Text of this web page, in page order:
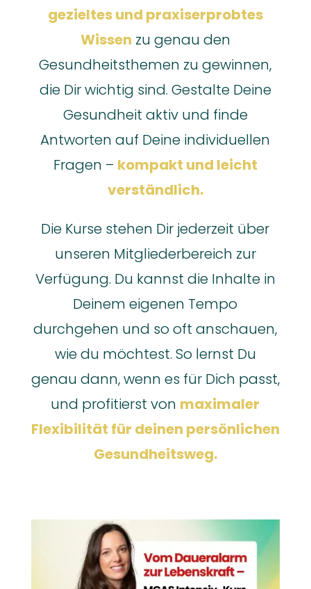
gezieltes und praxiserprobtes
Wissen zu genau den
Gesundheitsthemen zu gewinnen,
die Dir wichtig sind. Gestalte Deine
Gesundheit aktiv und finde
Antworten auf Deine individuellen
Fragen – kompakt und leicht
verständlich.
Die Kurse stehen Dir jederzeit über
unseren Mitgliederbereich zur
Verfügung. Du kannst die Inhalte in
Deinem eigenen Tempo
durchgehen und so oft anschauen,
wie du möchtest. So lernst Du
genau dann, wenn es für Dich passt,
und profitierst von maximaler
Flexibilität für deinen persönlichen
Gesundheitsweg.